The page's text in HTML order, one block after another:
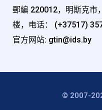
郵編 220012，明斯克市
楼，电话： (+37517)
官方网站: gtin@ids.by
© 2007-